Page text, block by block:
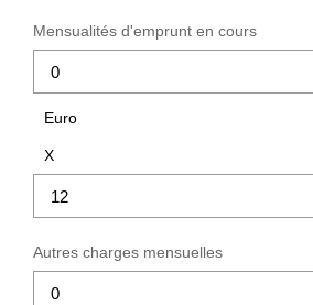
Mensualités d'emprunt en cours
Euro
X
Autres charges mensuelles